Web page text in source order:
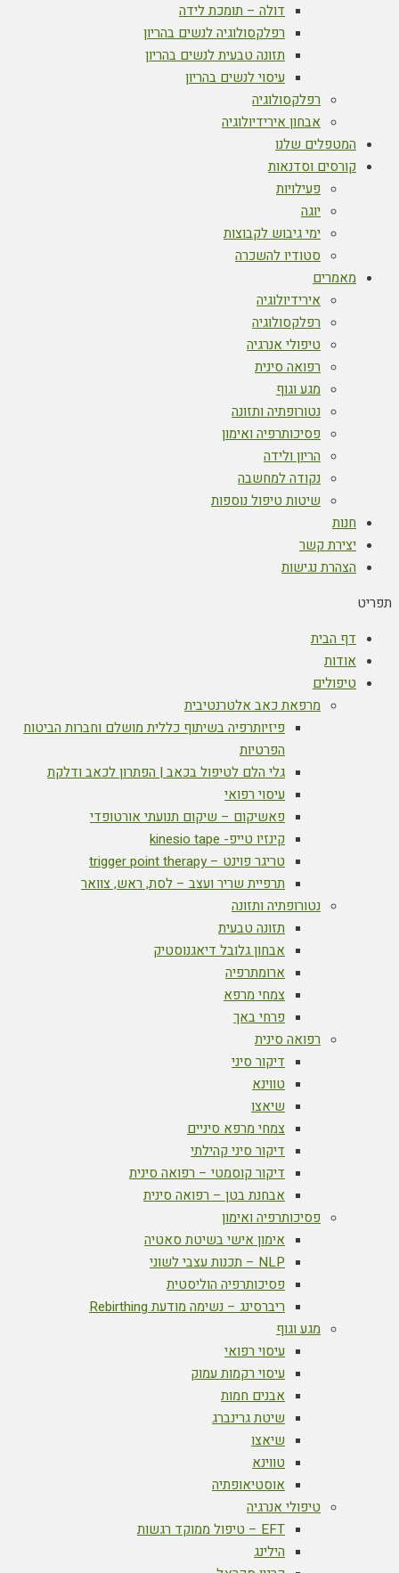
דולה – תומכת לידה
רפלקסולוגיה לנשים בהריון
תזונה טבעית לנשים בהריון
עיסוי לנשים בהריון
רפלקסולוגיה
אבחון אירידיולוגיה
המטפלים שלנו
קורסים וסדנאות
פעילויות
יוגה
ימי גיבוש לקבוצות
סטודיו להשכרה
מאמרים
אירידיולוגיה
רפלקסולוגיה
טיפולי אנרגיה
רפואה סינית
מגע וגוף
נטורופתיה ותזונה
פסיכותרפיה ואימון
הריון ולידה
נקודה למחשבה
שיטות טיפול נוספות
חנות
יצירת קשר
הצהרת נגישות
תפריט
דף הבית
אודות
טיפולים
מרפאת כאב אלטרנטיבית
פיזיותרפיה בשיתוף כללית מושלם וחברות הביטוח
הפרטיות
גלי הלם לטיפול בכאב | הפתרון לכאב ודלקת
עיסוי רפואי
פאשיקום – שיקום תנועתי אורטופדי
קינזיו טייפ- kinesio tape
טריגר פוינט – trigger point therapy
תרפיית שריר ועצב – לסת, ראש, צוואר
נטורופתיה ותזונה
תזונה טבעית
אבחון גלובל דיאגנוסטיק
ארומתרפיה
צמחי מרפא
פרחי באך
רפואה סינית
דיקור סיני
טווינא
שיאצו
צמחי מרפא סיניים
דיקור סיני קהילתי
דיקור קוסמטי – רפואה סינית
אבחנת בטן – רפואה סינית
פסיכותרפיה ואימון
אימון אישי בשיטת סאטיה
NLP – תכנות עצבי לשוני
פסיכותרפיה הוליסטית
ריברסינג – נשימה מודעת Rebirthing
מגע וגוף
עיסוי רפואי
עיסוי רקמות עמוק
אבנים חמות
שיטת גרינברג
שיאצו
טווינא
אוסטיאופתיה
טיפולי אנרגיה
EFT – טיפול ממוקד רגשות
הילינג